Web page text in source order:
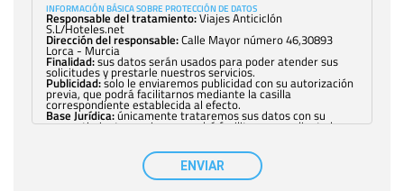
INFORMACIÓN BÁSICA SOBRE PROTECCIÓN DE DATOS
Responsable del tratamiento:Viajes Anticiclón
S.L/Hoteles.net
Dirección del responsable:Calle Mayor número 46,30893
Lorca - Murcia
Finalidad:sus datos serán usados para poder atender sus
solicitudes y prestarle nuestros servicios.
Publicidad:solo le enviaremos publicidad con su autorización
previa, que podrá facilitarnos mediante la casilla
correspondiente establecida al efecto.
Base Jurídica:únicamente trataremos sus datos con su
consentimiento previo, que podrá facilitarnos mediante la
con carácter general, sólo el personal de
nuestra entidad que esté debidamente autorizado podrá
tener conocimiento de la información que le pedimos. No se
comunicarán datos a terceros.
ENVIAR